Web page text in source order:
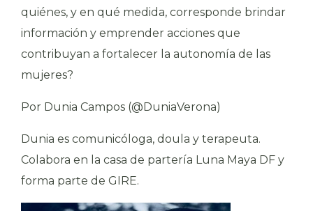
quiénes, y en qué medida, corresponde brindar
información y emprender acciones que
contribuyan a fortalecer la autonomía de las
mujeres?
Por Dunia Campos (@DuniaVerona)
Dunia es comunicóloga, doula y terapeuta.
Colabora en la casa de partería Luna Maya DF y
forma parte de GIRE.